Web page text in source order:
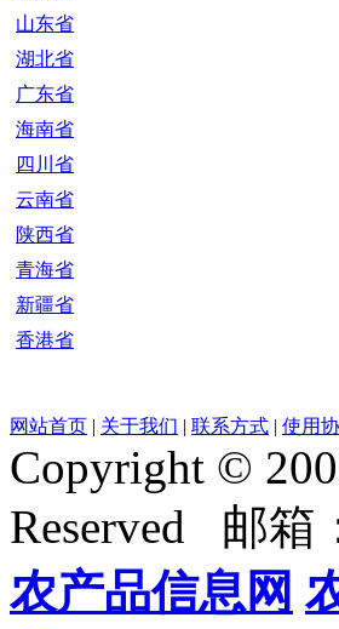
山东省
湖北省
广东省
海南省
四川省
云南省
陕西省
青海省
新疆省
香港省
网站首页 | 关于我们 | 联系方式 | 使用
Copyright ©
Reserved 邮箱
农产品信息网